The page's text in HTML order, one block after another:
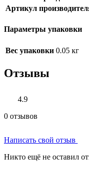
Артикул
Параметры упаковки
Вес упаковки 0.05 кг
Отзывы
4.9
0 отзывов
Написать свой отзыв
Никто ещё не оставил